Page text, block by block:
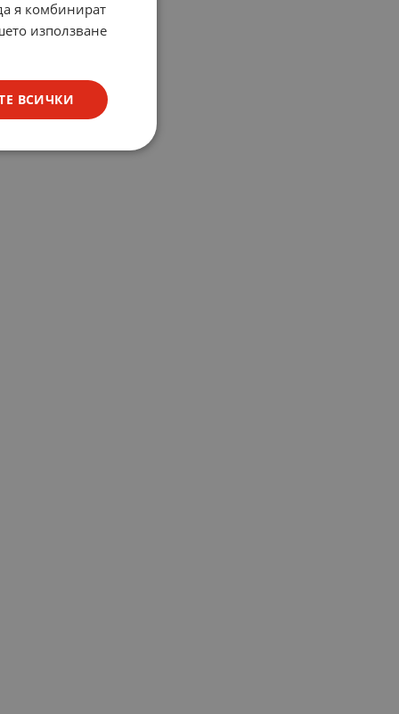
я комбинират
използване
ВСИЧКИ